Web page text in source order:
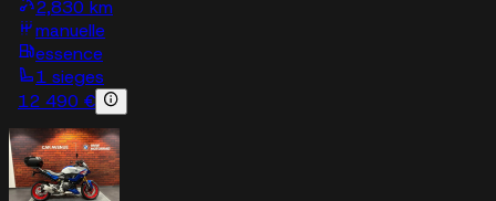
2,830 km
manuelle
essence
1 sieges
12 490 €